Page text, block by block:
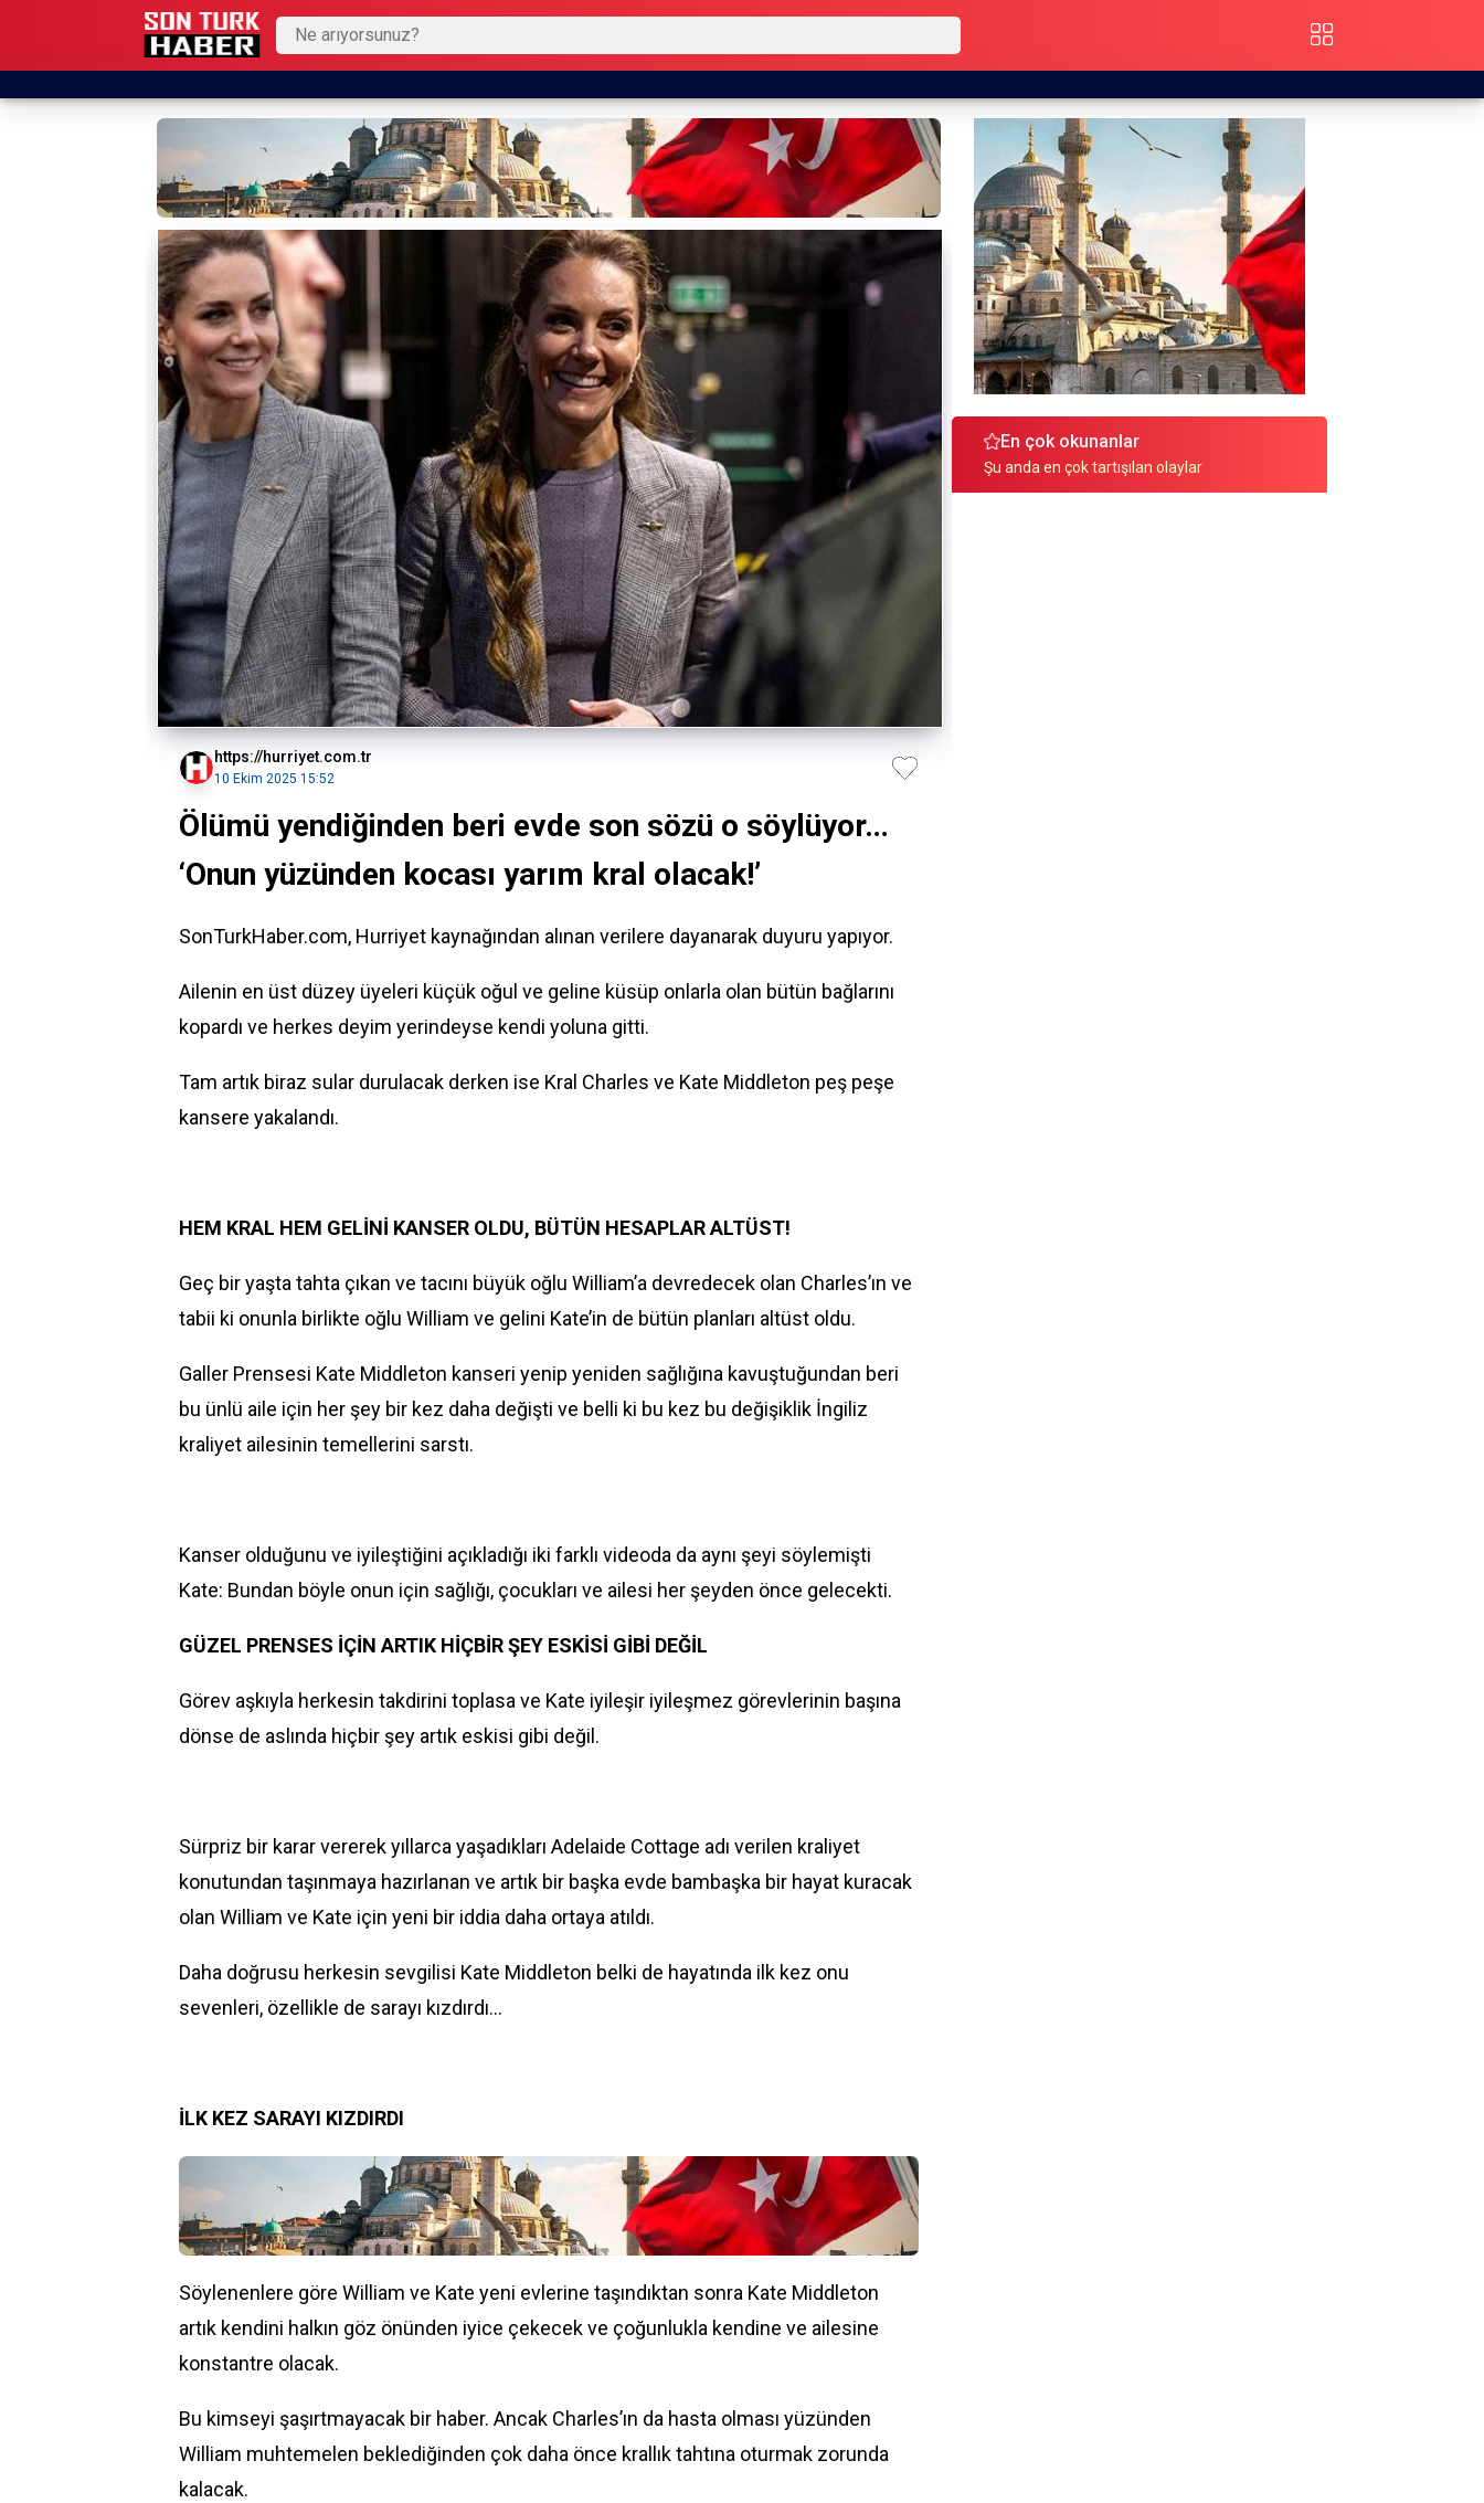
https://hurriyet.com.tr
10 Ekim 2025 15:52
Ölümü yendiğinden beri evde son sözü o söylüyor…
‘Onun yüzünden kocası yarım kral olacak!’
SonTurkHaber.com, Hurriyet kaynağından alınan verilere dayanarak duyuru yapıyor.
Ailenin en üst düzey üyeleri küçük oğul ve geline küsüp onlarla olan bütün bağlarını
kopardı ve herkes deyim yerindeyse kendi yoluna gitti.
Tam artık biraz sular durulacak derken ise Kral Charles ve Kate Middleton peş peşe
kansere yakalandı.
HEM KRAL HEM GELİNİ KANSER OLDU, BÜTÜN HESAPLAR ALTÜST!
Geç bir yaşta tahta çıkan ve tacını büyük oğlu William’a devredecek olan Charles’ın ve
tabii ki onunla birlikte oğlu William ve gelini Kate’in de bütün planları altüst oldu.
Galler Prensesi Kate Middleton kanseri yenip yeniden sağlığına kavuştuğundan beri
bu ünlü aile için her şey bir kez daha değişti ve belli ki bu kez bu değişiklik İngiliz
kraliyet ailesinin temellerini sarstı.
Kanser olduğunu ve iyileştiğini açıkladığı iki farklı videoda da aynı şeyi söylemişti
Kate: Bundan böyle onun için sağlığı, çocukları ve ailesi her şeyden önce gelecekti.
GÜZEL PRENSES İÇİN ARTIK HİÇBİR ŞEY ESKİSİ GİBİ DEĞİL
Görev aşkıyla herkesin takdirini toplasa ve Kate iyileşir iyileşmez görevlerinin başına
dönse de aslında hiçbir şey artık eskisi gibi değil.
Sürpriz bir karar vererek yıllarca yaşadıkları Adelaide Cottage adı verilen kraliyet
konutundan taşınmaya hazırlanan ve artık bir başka evde bambaşka bir hayat kuracak
olan William ve Kate için yeni bir iddia daha ortaya atıldı.
Daha doğrusu herkesin sevgilisi Kate Middleton belki de hayatında ilk kez onu
sevenleri, özellikle de sarayı kızdırdı…
İLK KEZ SARAYI KIZDIRDI
Söylenenlere göre William ve Kate yeni evlerine taşındıktan sonra Kate Middleton
artık kendini halkın göz önünden iyice çekecek ve çoğunlukla kendine ve ailesine
konstantre olacak.
Bu kimseyi şaşırtmayacak bir haber. Ancak Charles’ın da hasta olması yüzünden
William muhtemelen beklediğinden çok daha önce krallık tahtına oturmak zorunda
kalacak.
En çok okunanlar
Şu anda en çok tartışılan olaylar